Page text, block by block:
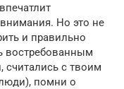
Но это не
и правильно
востребованным
считались с твоим
помни о